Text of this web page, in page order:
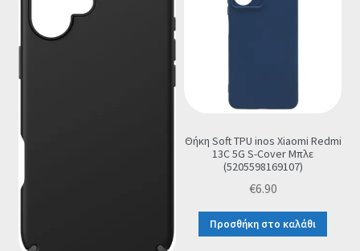
Θήκη Soft TPU inos Xiaomi Redmi
13C 5G S-Cover Μπλε
(5205598169107)
€6.90
Προσθήκη στο καλάθι